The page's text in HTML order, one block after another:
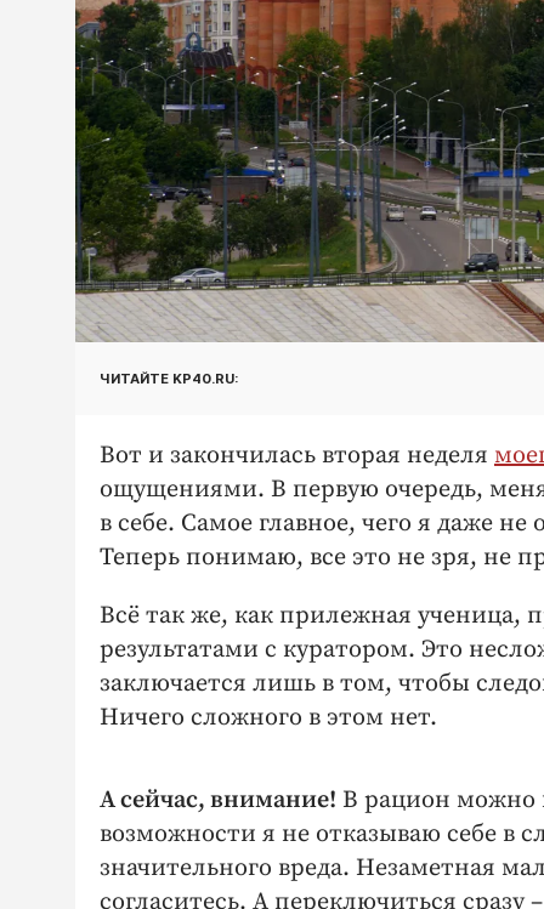
ЧИТАЙТЕ KP40.RU:
Вот и закончилась вторая неделя
ощущениями. В первую очередь, меня
в себе. Самое главное, чего я даже
Теперь понимаю, все это не зря, не
Всё так же, как прилежная ученица,
результатами с куратором. Это
заключается лишь в том, чтобы
Ничего сложного в этом нет.
А сейчас, внимание! В рацион можно
возможности я не отказываю себе в
значительного вреда. Незаметная
согласитесь. А переключиться